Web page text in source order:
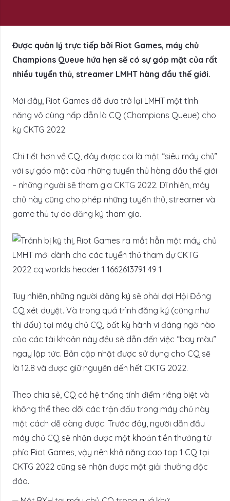
Được quản lý trực tiếp bởi Riot Games, máy chủ
Champions Queue hứa hẹn sẽ có sự góp mặt của rất
nhiều tuyển thủ, streamer LMHT hàng đầu thế giới.
Mới đây, Riot Games đã đưa trở lại LMHT một tính
năng vô cùng hấp dẫn là CQ (Champions Queue) cho
kỳ CKTG 2022.
Chi tiết hơn về CQ, đây được coi là một “siêu máy chủ”
với sự góp mặt của những tuyển thủ hàng đầu thế giới
– những người sẽ tham gia CKTG 2022. Dĩ nhiên, máy
chủ này cũng cho phép những tuyển thủ, streamer và
game thủ tự do đăng ký tham gia.
Tuy nhiên, những người đăng ký sẽ phải đợi Hội Đồng
CQ xét duyệt. Và trong quá trình đăng ký (cũng như
thi đấu) tại máy chủ CQ, bất kỳ hành vi đáng ngờ nào
của các tài khoản này đều sẽ dẫn đến việc “bay màu”
ngay lập tức. Bản cập nhật được sử dụng cho CQ sẽ
là 12.8 và được giữ nguyên đến hết CKTG 2022.
Theo chia sẻ, CQ có hệ thống tính điểm riêng biệt và
không thể theo dõi các trận đấu trong máy chủ này
một cách dễ dàng được. Trước đây, người dẫn đầu
máy chủ CQ sẽ nhận được một khoản tiền thưởng từ
phía Riot Games, vậy nên khả năng cao top 1 CQ tại
CKTG 2022 cũng sẽ nhận được một giải thưởng độc
đáo.